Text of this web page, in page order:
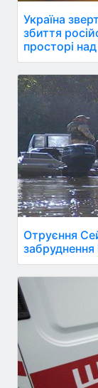
Україна
збиття
просторі
Отруєння
забруднення